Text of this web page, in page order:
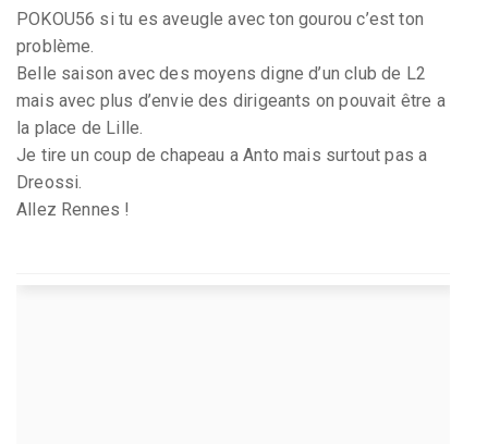
POKOU56 si tu es aveugle avec ton gourou c’est ton
problème.
Belle saison avec des moyens digne d’un club de L2
mais avec plus d’envie des dirigeants on pouvait être a
la place de Lille.
Je tire un coup de chapeau a Anto mais surtout pas a
Dreossi.
Allez Rennes !